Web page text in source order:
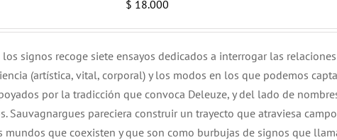
$ 18.000
signos recoge siete ensayos dedicados a interrogar las
(artística, vital, corporal) y los modos en los que podemos
por la tradicción que convoca Deleuze, y del lado de
Sauvagnargues pareciera construir un trayecto que atraviesa
que coexisten y que son como burbujas de signos que